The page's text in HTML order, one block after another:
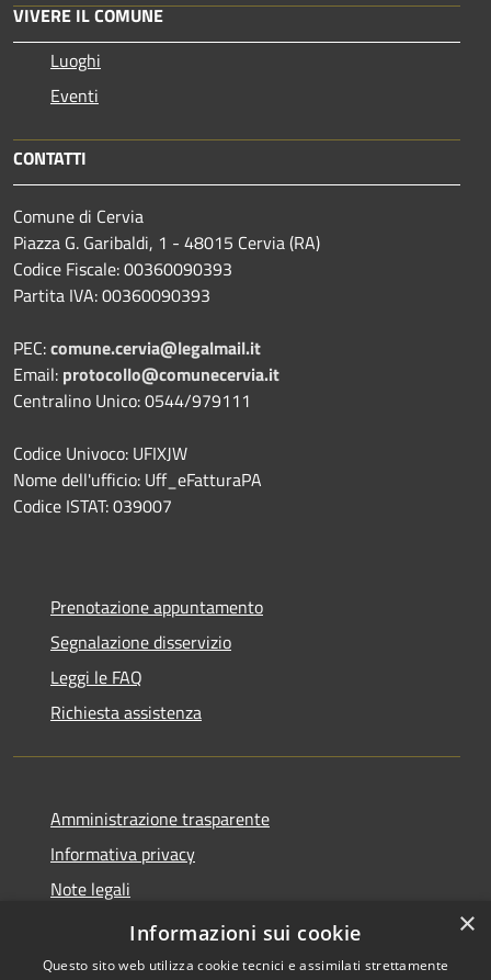
VIVERE IL COMUNE
Luoghi
Eventi
CONTATTI
Comune di Cervia
Piazza G. Garibaldi, 1 - 48015 Cervia (RA)
Codice Fiscale: 00360090393
Partita IVA: 00360090393
PEC:comune.cervia@legalmail.it
Email: protocollo@comunecervia.it
Centralino Unico: 0544/979111
Codice Univoco: UFIXJW
Nome dell'ufficio: Uff_eFatturaPA
Codice ISTAT: 039007
Prenotazione appuntamento
Segnalazione disservizio
Leggi le FAQ
Richiesta assistenza
Amministrazione trasparente
Informativa privacy
Note legali
Dichiarazione di accessibilità
×
Informazioni sui cookie
Questo sito web utilizza cookie tecnici e assimilati strettamente